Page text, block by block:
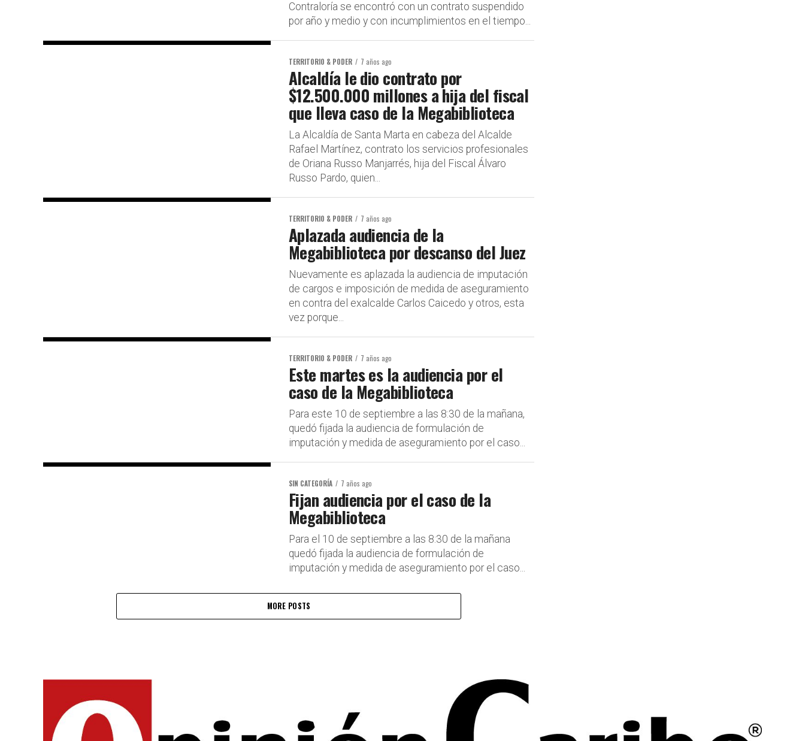
Contraloría se encontró con un contrato suspendido
por año y medio y con incumplimientos en el tiempo...
TERRITORIO & PODER 7 años ago
Alcaldía le dio contrato por
$12.500.000 millones a hija del fiscal
que lleva caso de la Megabiblioteca
La Alcaldía de Santa Marta en cabeza del Alcalde
Rafael Martínez, contrato los servicios profesionales
de Oriana Russo Manjarrés, hija del Fiscal Álvaro
Russo Pardo, quien...
TERRITORIO & PODER 7 años ago
Aplazada audiencia de la
Megabiblioteca por descanso del Juez
Nuevamente es aplazada la audiencia de imputación
de cargos e imposición de medida de aseguramiento
en contra del exalcalde Carlos Caicedo y otros, esta
vez porque...
TERRITORIO & PODER 7 años ago
Este martes es la audiencia por el
caso de la Megabiblioteca
Para este 10 de septiembre a las 8:30 de la mañana,
quedó fijada la audiencia de formulación de
imputación y medida de aseguramiento por el caso...
SIN CATEGORÍA 7 años ago
Fijan audiencia por el caso de la
Megabiblioteca
Para el 10 de septiembre a las 8:30 de la mañana
quedó fijada la audiencia de formulación de
imputación y medida de aseguramiento por el caso...
MORE POSTS